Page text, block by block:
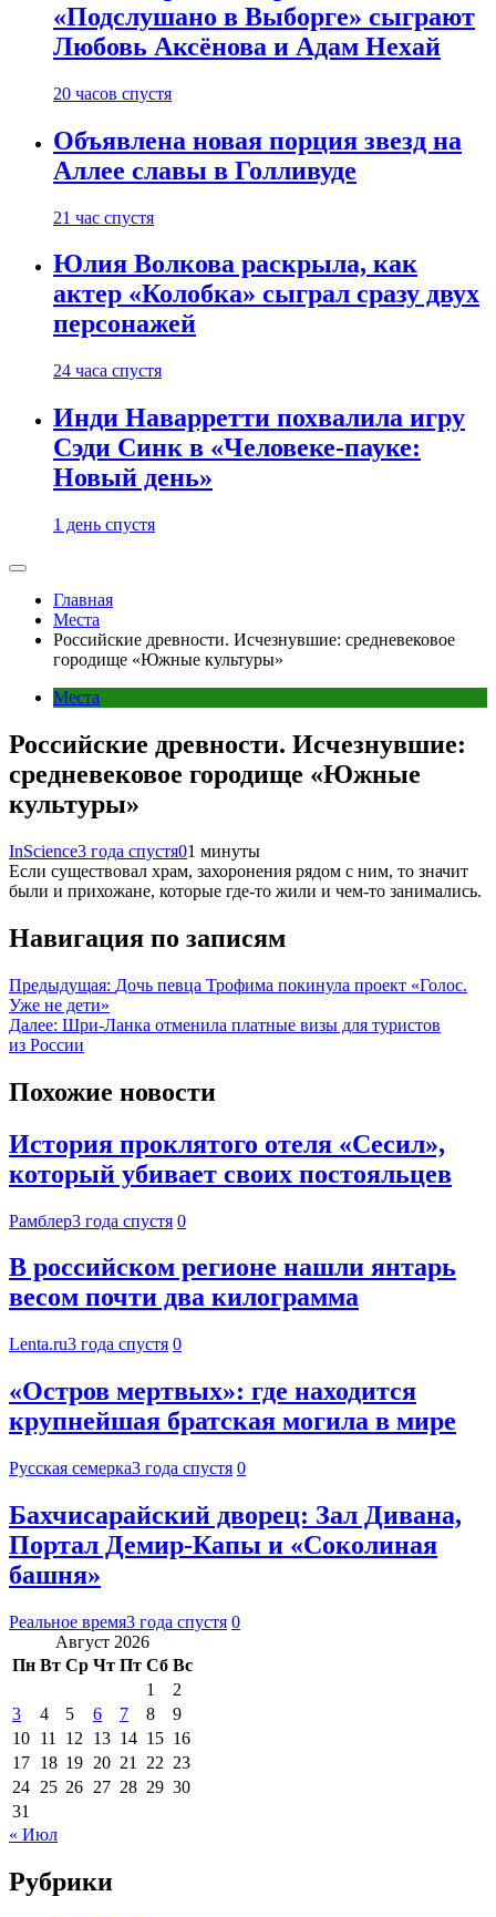
«Подслушано в Выборге» сыграют
Любовь Аксёнова и Адам Нехай
20 часов спустя
Объявлена новая порция звезд на
Аллее славы в Голливуде
21 час спустя
Юлия Волкова раскрыла, как
актер «Колобка» сыграл сразу двух
персонажей
24 часа спустя
Инди Наварретти похвалила игру
Сэди Синк в «Человеке-пауке:
Новый день»
1 день спустя
Главная
Места
Российские древности. Исчезнувшие: средневековое
городище «Южные культуры»
Места
Российские древности. Исчезнувшие:
средневековое городище «Южные
культуры»
InScience3 года спустя01 минуты
Если существовал храм, захоронения рядом с ним, то значит
были и прихожане, которые где-то жили и чем-то занимались.
Навигация по записям
Предыдущая: Дочь певца Трофима покинула проект «Голос.
Уже не дети»
Далее: Шри-Ланка отменила платные визы для туристов
из России
Похожие новости
История проклятого отеля «Сесил»,
который убивает своих постояльцев
Рамблер3 года спустя 0
В российском регионе нашли янтарь
весом почти два килограмма
Lenta.ru3 года спустя 0
«Остров мертвых»: где находится
крупнейшая братская могила в мире
Русская семерка3 года спустя 0
Бахчисарайский дворец: Зал Дивана,
Портал Демир-Капы и «Соколиная
башня»
Реальное время3 года спустя 0
Август 2026
Пн Вт Ср Чт Пт Сб Вс
1
2
3
4 5 6 7 8
9
10 11 12 13 14 15 16
17 18 19 20 21 22 23
24 25 26 27 28 29 30
31
« Июл
Рубрики